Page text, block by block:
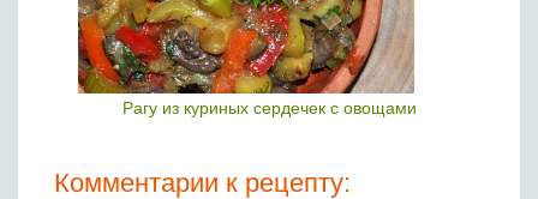
Рагу из куриных сердечек с овощами
Комментарии к рецепту: